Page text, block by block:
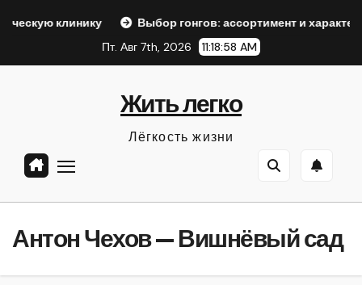
Выбор гонгов: ассортимент и характеристики
Пт. Авг 7th, 2026
11:18:59 AM
Жить легко
Лёгкость жизни
Антон Чехов — Вишнёвый сад